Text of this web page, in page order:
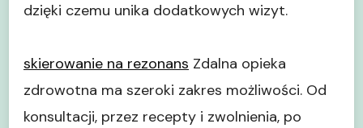
dzięki czemu unika dodatkowych wizyt.
skierowanie na rezonans Zdalna opieka
zdrowotna ma szeroki zakres możliwości. Od
konsultacji, przez recepty i zwolnienia, po